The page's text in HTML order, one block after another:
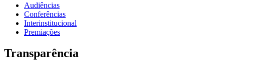
Audiências
Conferências
Interinstitucional
Premiações
Transparência